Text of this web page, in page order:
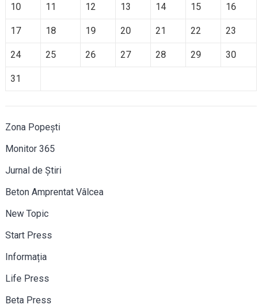
10 11 12 13 14 15 16
17 18 19 20 21 22 23
24 25 26 27 28 29 30
31
Zona Popești
Monitor 365
Jurnal de Știri
Beton Amprentat Vâlcea
New Topic
Start Press
Informația
Life Press
Beta Press